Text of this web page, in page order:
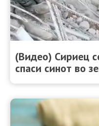
(Видео) Сириец
спаси синот во